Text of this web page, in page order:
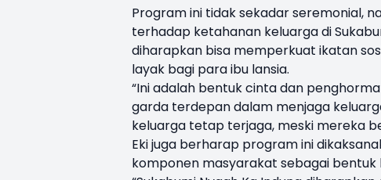
Program ini tidak sekadar seremonial,
terhadap ketahanan keluarga di
diharapkan bisa memperkuat ikatan
layak bagi para ibu lansia.
“Ini adalah bentuk cinta dan
garda terdepan dalam menjaga
keluarga tetap terjaga, meski mereka
Eki juga berharap program ini
komponen masyarakat sebagai bentuk